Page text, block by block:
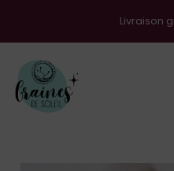
Livraison gratuite en